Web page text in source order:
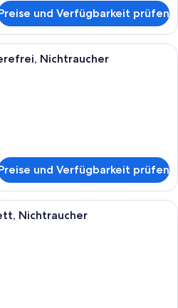
und Verfügbarkeit prüfen
Ein modernes Hotelzimmer mit
Nichtraucher
und Verfügbarkeit prüfen
Ein Hotelzimmer mit Bett,
Nichtraucher